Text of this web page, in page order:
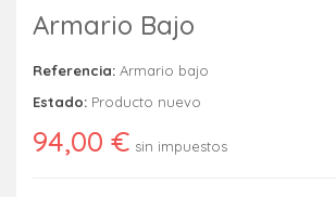
Armario Bajo
Referencia: Armario bajo
Estado: Producto nuevo
94,00 € sin impuestos